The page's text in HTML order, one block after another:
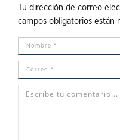
Tu dirección de correo
campos obligatorios están